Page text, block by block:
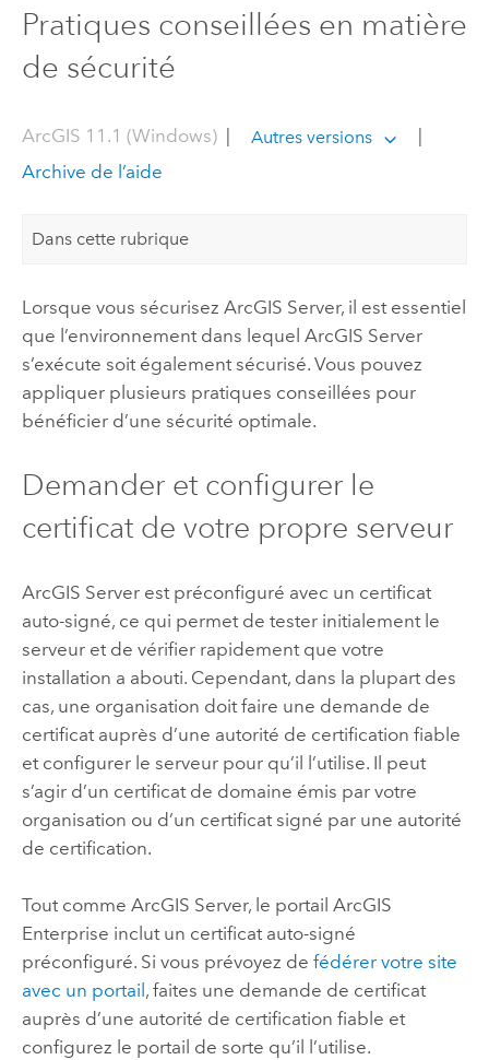
Pratiques conseillées en matière
de sécurité
ArcGIS 11.1 (Windows)| Autres versions
Archive de l’aide
Dans cette rubrique
Lorsque vous sécurisez ArcGIS Server, il est essentiel
que l’environnement dans lequel ArcGIS Server
s’exécute soit également sécurisé. Vous pouvez
appliquer plusieurs pratiques conseillées pour
bénéficier d’une sécurité optimale.
Demander et configurer le
certificat de votre propre serveur
ArcGIS Serverest préconfiguré avec un certificat
auto-signé, ce qui permet de tester initialement le
serveur et de vérifier rapidement que votre
installation a abouti. Cependant, dans la plupart des
cas, une organisation doit faire une demande de
certificat auprès d’une autorité de certification fiable
et configurer le serveur pour qu’il l’utilise. Il peut
s’agir d’un certificat de domaine émis par votre
organisation ou d’un certificat signé par une autorité
de certification.
Tout comme ArcGIS Server, le portail ArcGIS
Enterprise inclut un certificat auto-signé
préconfiguré. Si vous prévoyez de fédérer votre site
avec un portail , faites une demande de certificat
auprès d’une autorité de certification fiable et
configurez le portail de sorte qu’il l’utilise.